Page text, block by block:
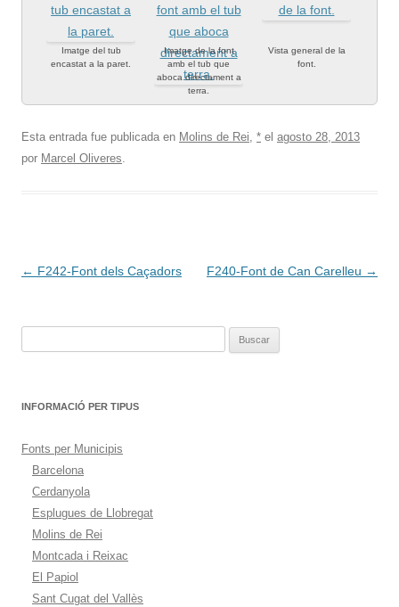
Imatge del tub
encastat a la paret.
Imatge de la font
amb el tub que
aboca directament a
terra.
Vista general de la
font.
Esta entrada fue publicada en Molins de Rei, * el agosto 28, 2013
por Marcel Oliveres.
Navegación
← F242-Font dels Caçadors F240-Font de Can Carelleu →
INFORMACIÓ PER TIPUS
Fonts per Municipis
Barcelona
Cerdanyola
Esplugues de Llobregat
Molins de Rei
Montcada i Reixac
El Papiol
Sant Cugat del Vallès